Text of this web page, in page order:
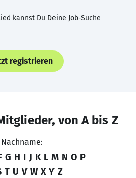
kannst Du Deine Job-Suche
registrieren
von A bis Z
Nachname:
G H I J K L M N O P
T U V W X Y Z